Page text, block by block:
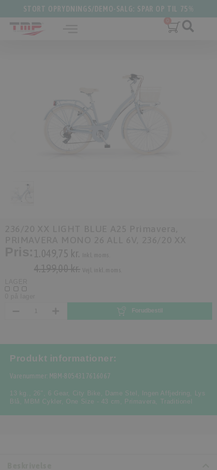
STORT OPRYDNINGS/DEMO-SALG: SPAR OP TIL 75%
Forudbestil
Produkt informationer:
Varenummer: MBM-8054317616067
13 kg. , 26" , 6 Gear, City Bike , Dame Stel , Ingen Affjedring,
Lys
Blå, MBM Cykler, One Size - 43 cm , Primavera, Traditionel